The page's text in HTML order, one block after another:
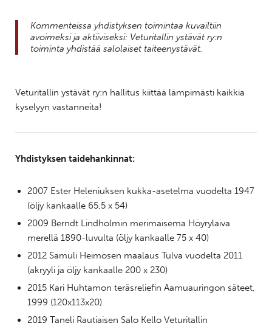
Kommenteissa yhdistyksen toimintaa kuvailtiin
avoimeksi ja aktiiviseksi: Veturitallin ystävät ry:n
toiminta yhdistää salolaiset taiteenystävät.
Veturitallin ystävät ry:n hallitus kiittää lämpimästi kaikkia
kyselyyn vastanneita!
Yhdistyksen taidehankinnat:
2007 Ester Heleniuksen kukka-asetelma vuodelta 1947
(öljy kankaalle 65,5 x 54)
2009 Berndt Lindholmin merimaisema Höyrylaiva
merellä 1890-luvulta (öljy kankaalle 75 x 40)
2012 Samuli Heimosen maalaus Tulva vuodelta 2011
(akryyli ja öljy kankaalle 200 x 230)
2015 Kari Huhtamon teräsreliefin Aamuauringon säteet,
1999 (120x113x20)
2019 Taneli Rautiaisen Salo Kello Veturitallin